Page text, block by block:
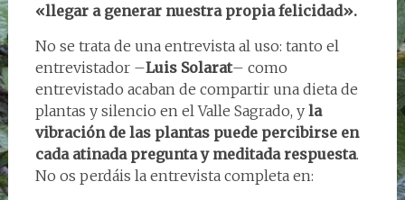
«llegar a generar nuestra propia felicidad».
No se trata de una entrevista al uso: tanto el
entrevistador –Luis Solarat– como
entrevistado acaban de compartir una dieta de
plantas y silencio en el Valle Sagrado, y la
vibración de las plantas puede percibirse en
cada atinada pregunta y meditada respuesta.
No os perdáis la entrevista completa en: